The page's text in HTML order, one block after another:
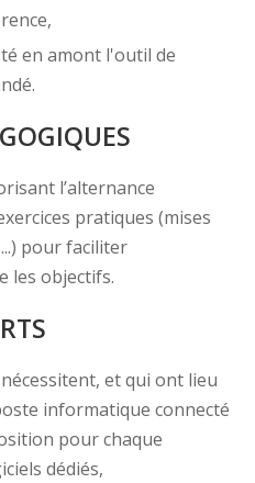
en amont l'outil de
l’alternance
pratiques (mises
pour faciliter
les objectifs.
et qui ont lieu
informatique connecté
pour chaque
dédiés,